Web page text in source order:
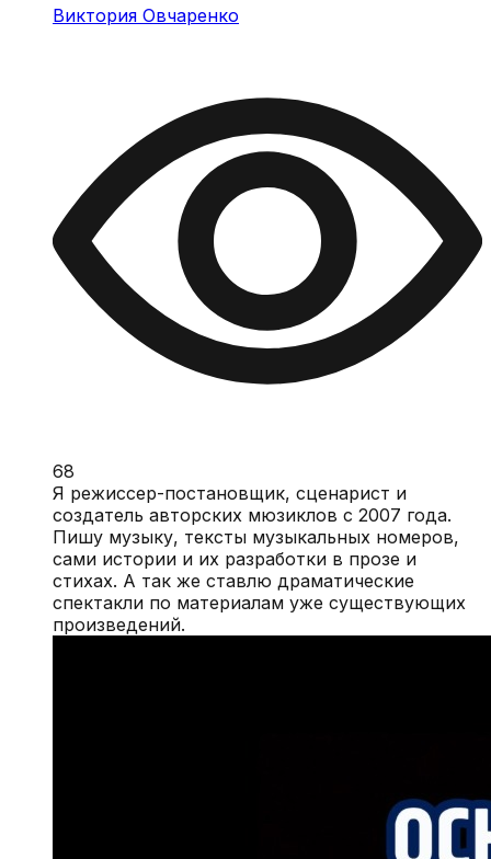
Виктория Овчаренко
68
Я режиссер-постановщик, сценарист и
создатель авторских мюзиклов с 2007 года.
Пишу музыку, тексты музыкальных номеров,
сами истории и их разработки в прозе и
стихах. А так же ставлю драматические
спектакли по материалам уже существующих
произведений.